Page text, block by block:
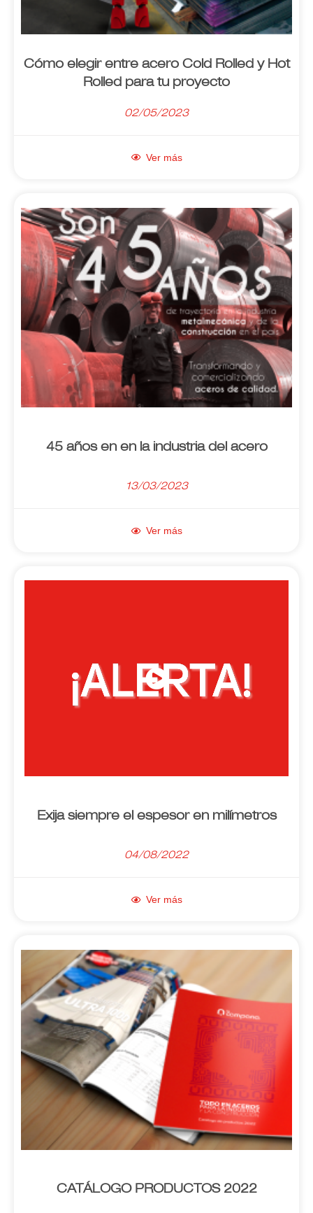
Cómo elegir entre acero Cold Rolled y Hot
Rolled para tu proyecto
02/05/2023
Ver más
45 años en en la industria del acero
13/03/2023
Ver más
Exija siempre el espesor en milímetros
04/08/2022
Ver más
CATÁLOGO PRODUCTOS 2022